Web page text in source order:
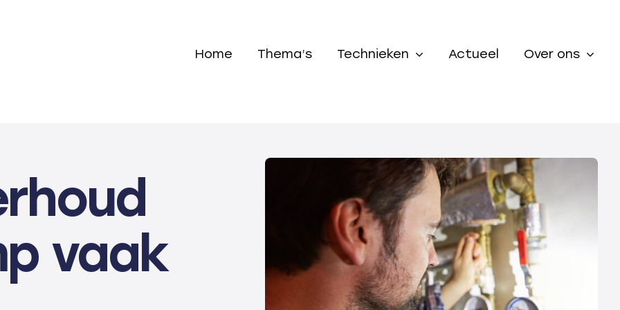
Home Thema’s Technieken Actueel Over ons
vaak